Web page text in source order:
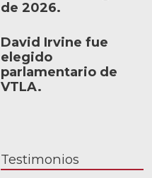
de 2026.
David Irvine fue
elegido
parlamentario de
VTLA.
Testimonios